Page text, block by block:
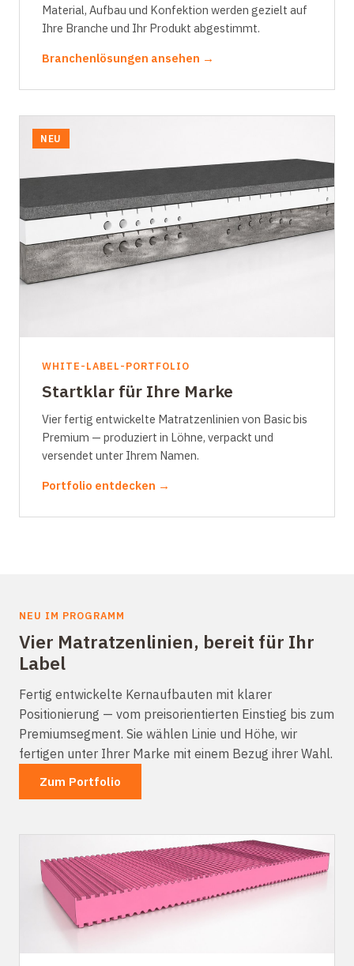
Material, Aufbau und Konfektion werden gezielt auf
Ihre Branche und Ihr Produkt abgestimmt.
Branchenlösungen ansehen →
NEU
WHITE-LABEL-PORTFOLIO
Startklar für Ihre Marke
Vier fertig entwickelte Matratzenlinien von Basic bis
Premium — produziert in Löhne, verpackt und
versendet unter Ihrem Namen.
Portfolio entdecken →
NEU IM PROGRAMM
Vier Matratzenlinien, bereit für Ihr
Label
Fertig entwickelte Kernaufbauten mit klarer
Positionierung — vom preisorientierten Einstieg bis zum
Premiumsegment. Sie wählen Linie und Höhe, wir
fertigen unter Ihrer Marke mit einem Bezug ihrer Wahl.
Zum Portfolio